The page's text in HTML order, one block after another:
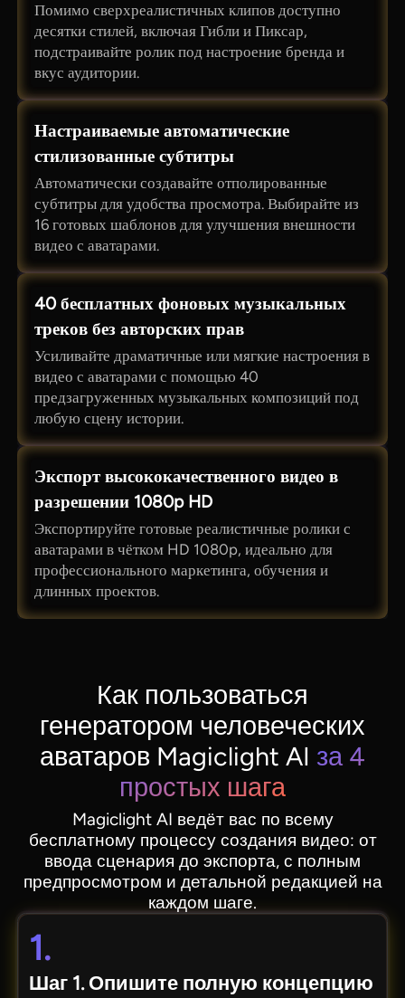
Помимо сверхреалистичных клипов доступно
десятки стилей, включая Гибли и Пиксар,
подстраивайте ролик под настроение бренда и
вкус аудитории.
Настраиваемые автоматические
стилизованные субтитры
Автоматически создавайте отполированные
субтитры для удобства просмотра. Выбирайте из
16 готовых шаблонов для улучшения внешности
видео с аватарами.
40 бесплатных фоновых музыкальных
треков без авторских прав
Усиливайте драматичные или мягкие настроения в
видео с аватарами с помощью 40
предзагруженных музыкальных композиций под
любую сцену истории.
Экспорт высококачественного видео в
разрешении 1080p HD
Экспортируйте готовые реалистичные ролики с
аватарами в чётком HD 1080p, идеально для
профессионального маркетинга, обучения и
длинных проектов.
Как пользоваться
генератором человеческих
аватаров Magiclight AI за 4
простых шага
Magiclight AI ведёт вас по всему
бесплатному процессу создания видео: от
ввода сценария до экспорта, с полным
предпросмотром и детальной редакцией на
каждом шаге.
1.
Шаг 1. Опишите полную концепцию